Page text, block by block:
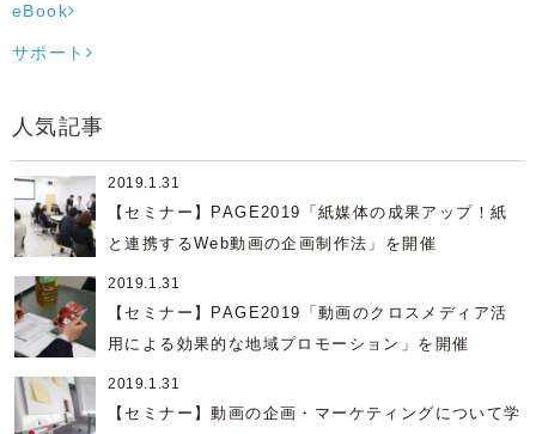
eBook
サポート
人気記事
2019.1.31
【セミナー】PAGE2019「紙媒体の成果アップ！紙
と連携するWeb動画の企画制作法」を開催
2019.1.31
【セミナー】PAGE2019「動画のクロスメディア活
用による効果的な地域プロモーション」を開催
2019.1.31
【セミナー】動画の企画・マーケティングについて学